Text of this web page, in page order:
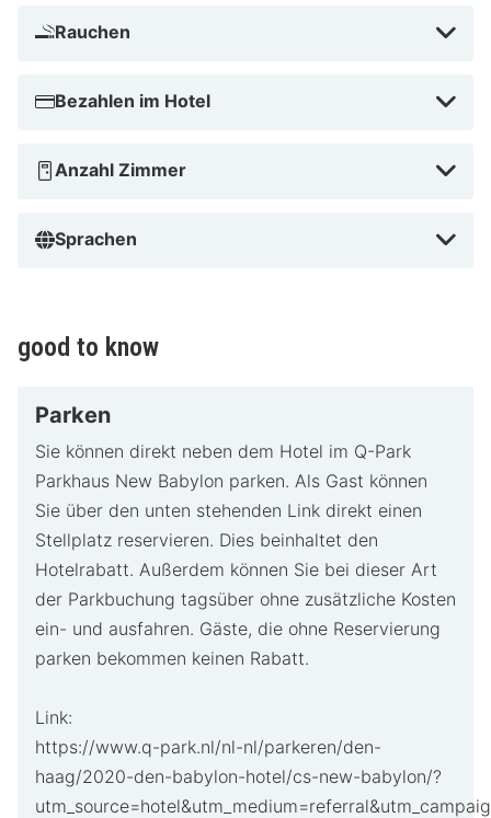
Rauchen
Bezahlen im Hotel
Anzahl Zimmer
Sprachen
good to know
Parken
Sie können direkt neben dem Hotel im Q-Park
Parkhaus New Babylon parken. Als Gast können
Sie über den unten stehenden Link direkt einen
Stellplatz reservieren. Dies beinhaltet den
Hotelrabatt. Außerdem können Sie bei dieser Art
der Parkbuchung tagsüber ohne zusätzliche Kosten
ein- und ausfahren. Gäste, die ohne Reservierung
parken bekommen keinen Rabatt.
Link:
https://www.q-park.nl/nl-nl/parkeren/den-
haag/2020-den-babylon-hotel/cs-new-babylon/?